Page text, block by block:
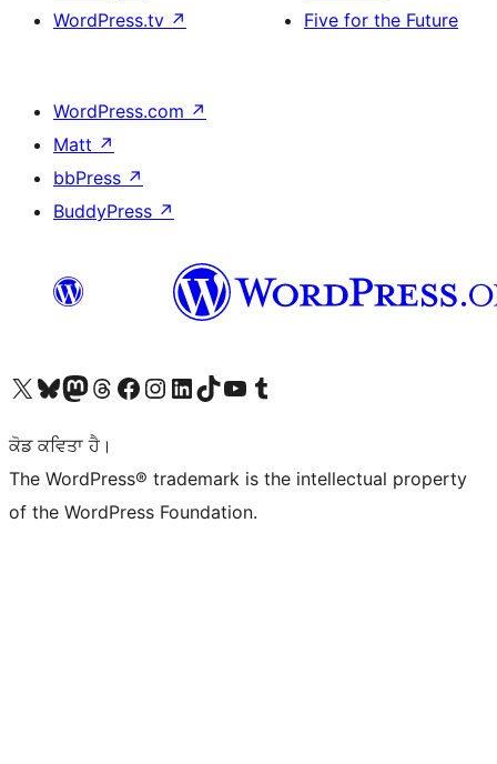
WordPress.tv ↗
Five for the Future
WordPress.com ↗
Matt ↗
bbPress ↗
BuddyPress ↗
Visit our X (formerly Twitter) account
Visit our Bluesky account
Visit our Mastodon account
Visit our Threads account
Visit our Facebook page
Visit our Instagram account
Visit our LinkedIn account
Visit our TikTok account
Visit our YouTube channel
Visit our Tumblr account
ਕੋਡ ਕਵਿਤਾ ਹੈ।
The WordPress® trademark is the intellectual property
of the WordPress Foundation.